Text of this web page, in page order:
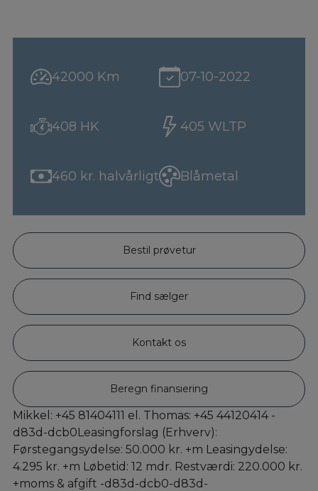
42000 Km 07-10-2022
408 HK 405 WLTP
460 kr. halvårligt Blåmetal
Bestil prøvetur
Find sælger
Kontakt os
Beregn finansiering
Mikkel: +45 81404111 el. Thomas: +45 44120414 -
d83d-dcb0Leasingforslag (Erhverv):
Førstegangsydelse: 50.000 kr. +m Leasingydelse:
4.295 kr. +m Løbetid: 12 mdr. Restværdi: 220.000 kr.
+moms & afgift -d83d-dcb0-d83d-